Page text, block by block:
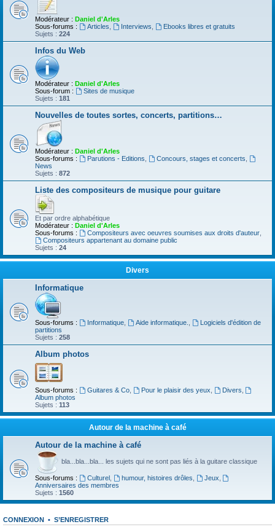
Modérateur : Daniel d'Arles
Sous-forums :
Articles Interviews
Ebooks libres et gratuits
Sujets : 224
Infos du Web
Modérateur : Daniel d'Arles
Sous-forum :
Sites de musique
Sujets : 181
Nouvelles de toutes sortes, concerts, partitions…
Modérateur : Daniel d'Arles
Sous-forums :
Parutions - Editions Concours, stages et concerts
News
Sujets : 872
Liste des compositeurs de musique pour guitare
Et par ordre alphabétique
Modérateur : Daniel d'Arles
Sous-forums :
Compositeurs avec oeuvres soumises aux droits d'auteur,
Compositeurs appartenant au domaine public
Sujets : 24
Divers
Informatique
Sous-forums : Informatique, Aide informatique.
Logiciels d'édition de
partitions
Sujets : 258
Album photos
Sous-forums : Guitares & Co, Pour le plaisir des yeux Divers
Album photos
Sujets : 113
Autour de la machine à café
Autour de la machine à café
bla...bla...bla... les sujets qui ne sont pas liés à la guitare classique
Sous-forums : Culturel, humour, histoires drôles Jeux
Anniversaires des membres
Sujets : 1560
CONNEXION • S’ENREGISTRER